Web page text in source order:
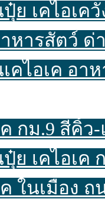
ปุ๋ย เคไอ
าหารสัตว์
นเคไอเค
ค กม.9 สีคิ้ว
ปุ๋ย เคไอเ
ในเมือง